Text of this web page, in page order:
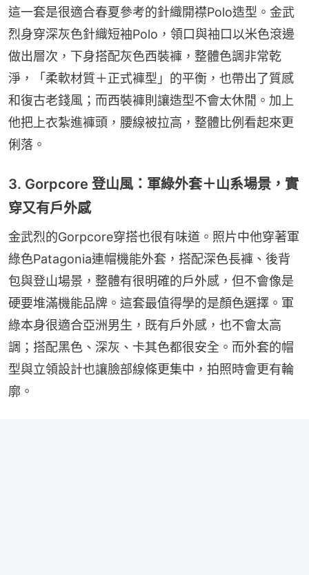
這一套是很適合春夏參考的針織開襟Polo造型。金武
烈身穿深灰色針織短袖Polo，領口與袖口以米色滾邊
做出層次，下身搭配灰色西裝褲，整體色調非常乾
淨，「柔軟材質＋正式褲型」的平衡，也帶出了質感
和復古老錢風；而西裝褲則讓造型不會太休閒。加上
他把上衣紮進褲頭，腰線被拉高，整體比例看起來更
俐落。
3. Gorpcore 登山風：軍綠外套＋山系場景，實
穿又有戶外感
金武烈的Gorpcore穿搭也很有味道。照片中他穿著軍
綠色Patagonia連帽機能外套，搭配深色長褲、後背
包與登山場景，整體有很明確的戶外感，但不會像是
硬要堆滿機能品牌。這套最值得學的是顏色選擇。軍
綠本身很適合亞洲男生，既有戶外感，也不會太高
調；搭配黑色、深灰、卡其色都很安全。而外套的帽
型與立領設計也讓臉部線條更集中，拍照時會更有輪
廓。